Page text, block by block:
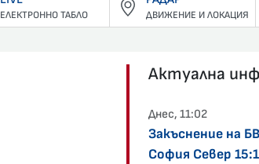
ЕЛЕКТРОННО ТАБЛО ДВИЖЕНИЕ И ЛОКАЦИЯ
Актуална
Днес, 11:02
Закъснение на
София Север